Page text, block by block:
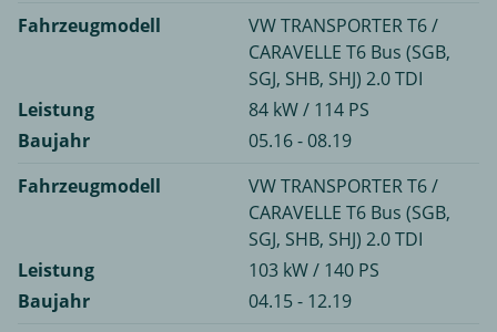
Fahrzeugmodell
VW TRANSPORTER T6 /
CARAVELLE T6 Bus (SGB,
SGJ, SHB, SHJ) 2.0 TDI
Leistung
84 kW / 114 PS
Baujahr
05.16 - 08.19
Fahrzeugmodell
VW TRANSPORTER T6 /
CARAVELLE T6 Bus (SGB,
SGJ, SHB, SHJ) 2.0 TDI
Leistung
103 kW / 140 PS
Baujahr
04.15 - 12.19